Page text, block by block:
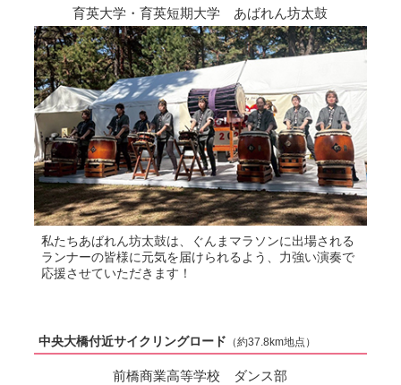
育英大学・育英短期大学 あばれん坊太鼓
私たちあばれん坊太鼓は、ぐんまマラソンに出場される
ランナーの皆様に元気を届けられるよう、力強い演奏で
応援させていただきます！
中央大橋付近サイクリングロード （約37.8km地点）
前橋商業高等学校 ダンス部